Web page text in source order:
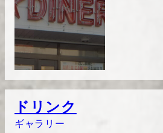
ドリンク
ギャラリー